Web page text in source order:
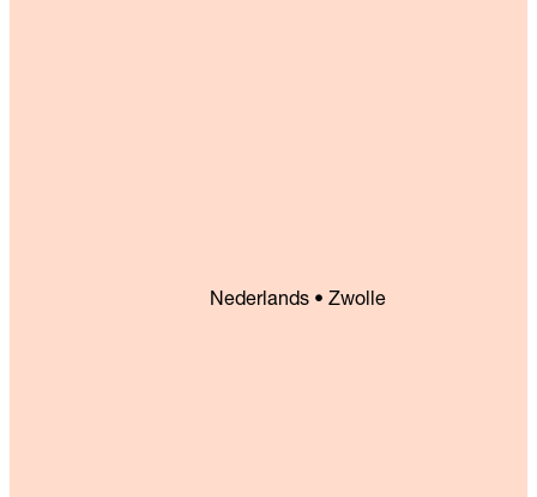
Nederlands • Zwolle